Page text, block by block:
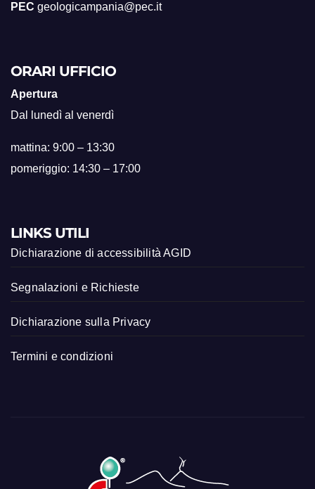
PEC geologicampania@pec.it
ORARI UFFICIO
Apertura
Dal lunedì al venerdì
mattina: 9:00 – 13:30
pomeriggio: 14:30 – 17:00
LINKS UTILI
Dichiarazione di accessibilità AGID
Segnalazioni e Richieste
Dichiarazione sulla Privacy
Termini e condizioni